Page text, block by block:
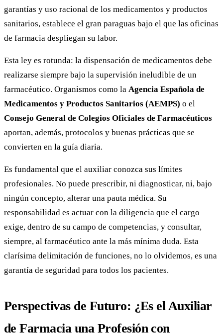
garantías y uso racional de los medicamentos y productos
sanitarios, establece el gran paraguas bajo el que las oficinas
de farmacia despliegan su labor.
Esta ley es rotunda: la dispensación de medicamentos debe
realizarse siempre bajo la supervisión ineludible de un
farmacéutico. Organismos como la Agencia Española de
Medicamentos y Productos Sanitarios (AEMPS) o el
Consejo General de Colegios Oficiales de Farmacéuticos
aportan, además, protocolos y buenas prácticas que se
convierten en la guía diaria.
Es fundamental que el auxiliar conozca sus límites
profesionales. No puede prescribir, ni diagnosticar, ni, bajo
ningún concepto, alterar una pauta médica. Su
responsabilidad es actuar con la diligencia que el cargo
exige, dentro de su campo de competencias, y consultar,
siempre, al farmacéutico ante la más mínima duda. Esta
clarísima delimitación de funciones, no lo olvidemos, es una
garantía de seguridad para todos los pacientes.
Perspectivas de Futuro: ¿Es el Auxiliar
de Farmacia una Profesión con